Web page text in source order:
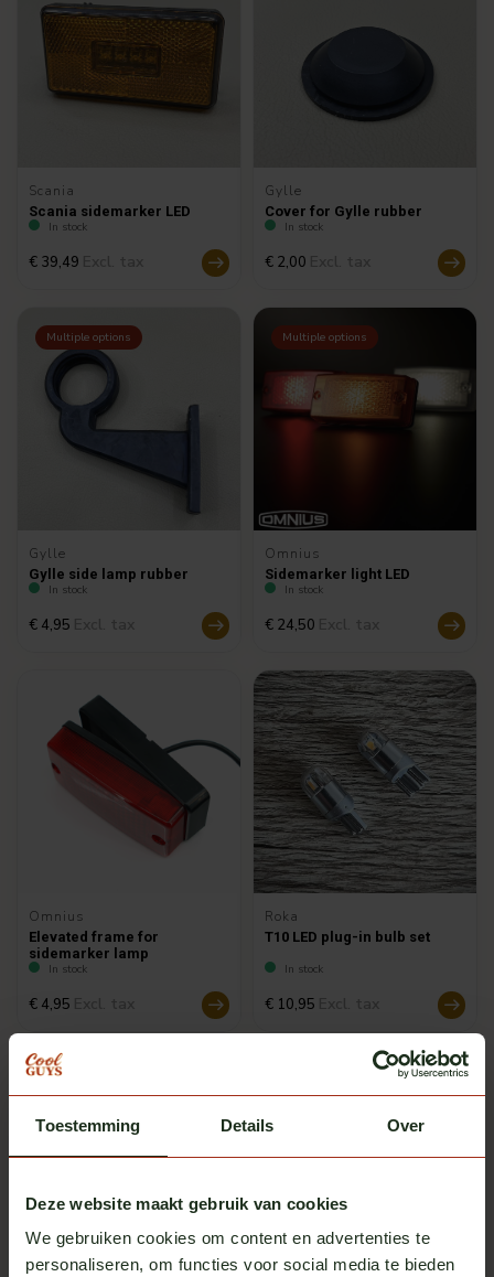
Toestemming Details Over
Deze website maakt gebruik van cookies
We gebruiken cookies om content en advertenties te
personaliseren, om functies voor social media te bieden
Scania
Scania sidemarker LED
In stock
€ 39,49
Gylle
Cover for Gylle rubber
In stock
€ 2,00
Multiple options
Gylle
Gylle side lamp rubber
In stock
€ 4,95
Multiple options
Omnius
Sidemarker light LED
In stock
€ 24,50
Omnius
Elevated frame for
sidemarker lamp
In stock
€ 4,95
Roka
T10 LED plug-in bulb set
In stock
€ 10,95